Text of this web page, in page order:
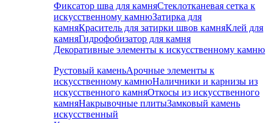
Фиксатор шва для камняСтеклотканевая сетка к
искусственному камнюЗатирка для
камняКраситель для затирки швов камняКлей для
камняГидрофобизатор для камня
Декоративные элементы к искусственному камню
Рустовый каменьАрочные элементы к
искусственному камнюНаличники и карнизы из
искусственного камняОткосы из искусственного
камняНакрывочные плитыЗамковый камень
искусственный